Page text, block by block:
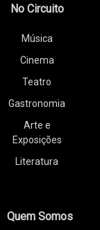
No Circuito
Música
Cinema
Teatro
Gastronomia
Arte e
Exposições
Literatura
Quem Somos